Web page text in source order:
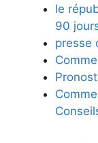
le
90
presse